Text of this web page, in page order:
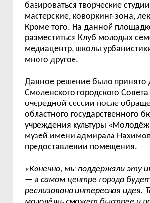
базироваться творческие
мастерские, коворкинг-зона,
Кроме того. На данной
разместиться Клуб молодых
медиацентр, школы
много другое.
Данное решение было принято
Смоленского городского Совета
очередной сессии после
областного государственного
учреждения культуры
музей имени адмирала
предоставлении помещения.
«Конечно, мы поддержали эту
— в самом центре города будет
реализована интересная идея.